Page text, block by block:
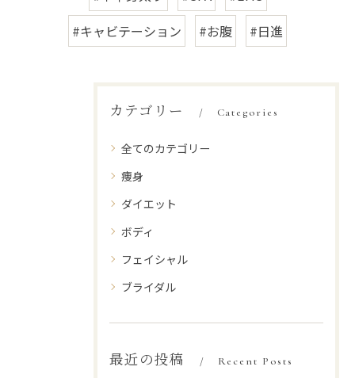
#キャビテーション
#お腹 #日進
カテゴリー Categories
全てのカテゴリー
痩身
ダイエット
ボディ
フェイシャル
ブライダル
最近の投稿 Recent Posts